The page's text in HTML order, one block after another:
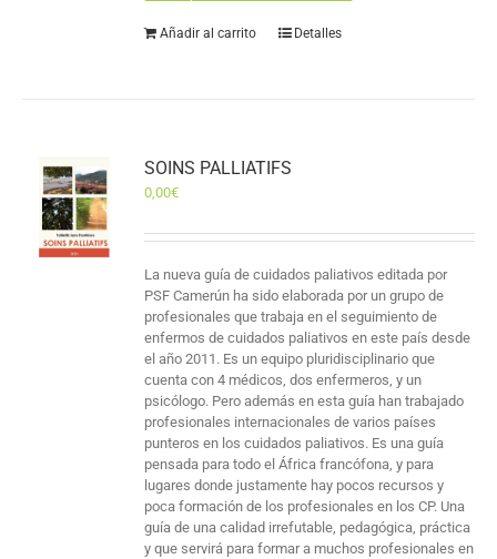
Añadir al carrito Detalles
SOINS PALLIATIFS
0,00€
La nueva guía de cuidados paliativos editada por
PSF Camerún ha sido elaborada por un grupo de
profesionales que trabaja en el seguimiento de
enfermos de cuidados paliativos en este país desde
el año 2011. Es un equipo pluridisciplinario que
cuenta con 4 médicos, dos enfermeros, y un
psicólogo. Pero además en esta guía han trabajado
profesionales internacionales de varios países
punteros en los cuidados paliativos. Es una guía
pensada para todo el África francófona, y para
lugares donde justamente hay pocos recursos y
poca formación de los profesionales en los CP. Una
guía de una calidad irrefutable, pedagógica, práctica
y que servirá para formar a muchos profesionales en